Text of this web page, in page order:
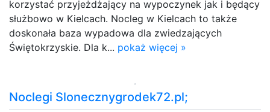
korzystać przyjeżdżający na wypoczynek jak i będący
służbowo w Kielcach. Nocleg w Kielcach to także
doskonała baza wypadowa dla zwiedzających
Świętokrzyskie. Dla k... pokaż więcej »
Noclegi Slonecznygrodek72.pl;